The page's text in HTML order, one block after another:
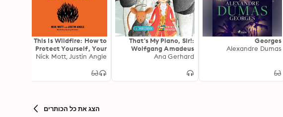
Georges
Alexandre Dumas
That's My Piano, Sir!:
Wolfgang Amadeus
Mozart
Ana Gerhard
This Is Wildfire: How to
Protect Yourself, Your
Home, and Your
of Heat
Nick Mott, Justin Angle
הצג את כל הכותרים